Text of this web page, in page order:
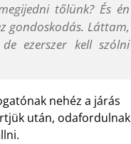
tőlünk? És én
gondoskodás. Láttam,
ezerszer kell szólni
nehéz a járás
után, odafordulnak